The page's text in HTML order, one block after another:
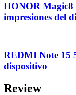
HONOR
impresiones del
REDMI Note 15
dispositivo
Review